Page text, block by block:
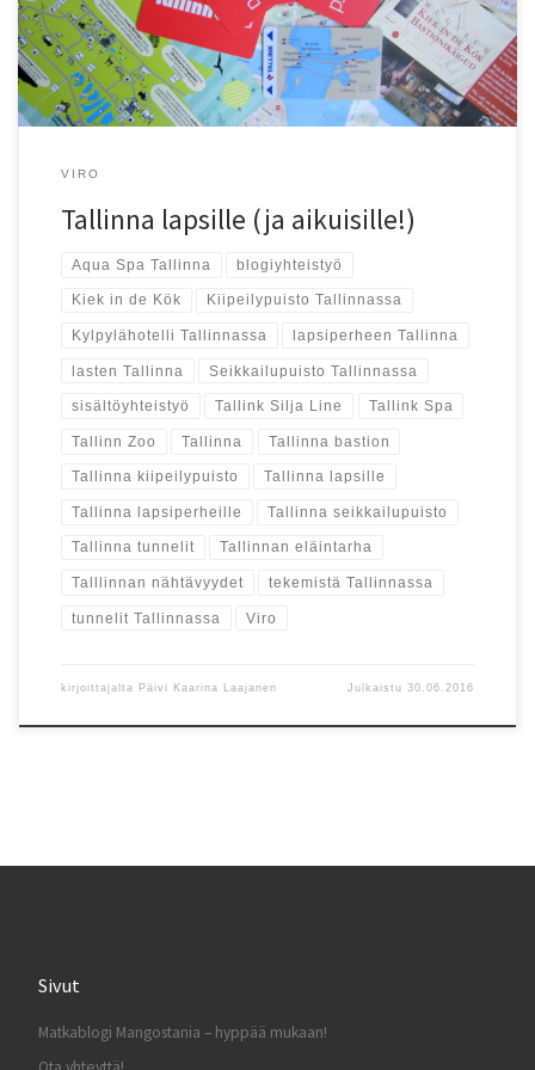
VIRO
Tallinna lapsille (ja aikuisille!)
Aqua Spa Tallinna blogiyhteistyö
Kiek in de Kök Kiipeilypuisto Tallinnassa
Kylpylähotelli Tallinnassa lapsiperheen Tallinna
lasten Tallinna Seikkailupuisto Tallinnassa
sisältöyhteistyö Tallink Silja Line Tallink Spa
Tallinn Zoo Tallinna Tallinna bastion
Tallinna kiipeilypuisto Tallinna lapsille
Tallinna lapsiperheille Tallinna seikkailupuisto
Tallinna tunnelit Tallinnan eläintarha
Talllinnan nähtävyydet tekemistä Tallinnassa
tunnelit Tallinnassa Viro
kirjoittajalta Päivi Kaarina Laajanen Julkaistu30.06.2016
Sivut
Matkablogi Mangostania – hyppää mukaan!